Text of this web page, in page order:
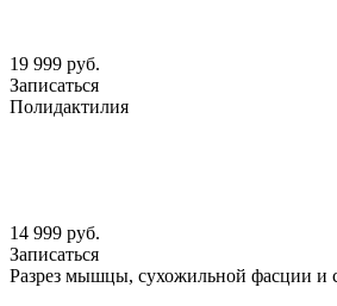
19 999 руб.
Записаться
Полидактилия
14 999 руб.
Записаться
Разрез мышцы, сухожильной фасции и